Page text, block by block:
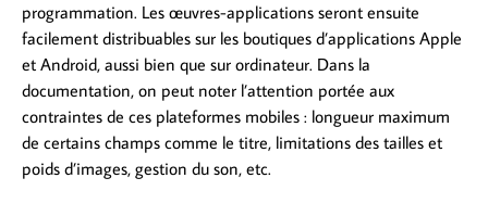
programmation. Les œuvres-applications seront ensuite
facilement distribuables sur les boutiques d’applications Apple
et Android, aussi bien que sur ordinateur. Dans la
documentation, on peut noter l’attention portée aux
contraintes de ces plateformes mobiles : longueur maximum
de certains champs comme le titre, limitations des tailles et
poids d’images, gestion du son, etc.